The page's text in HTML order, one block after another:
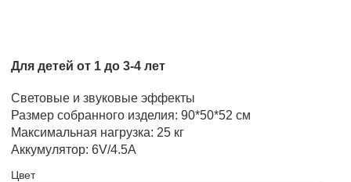
Для детей от 1 до 3-4 лет
Световые и звуковые эффекты
Размер собранного изделия: 90*50*52 см
Максимальная нагрузка: 25 кг
Аккумулятор: 6V/4.5А
Цвет